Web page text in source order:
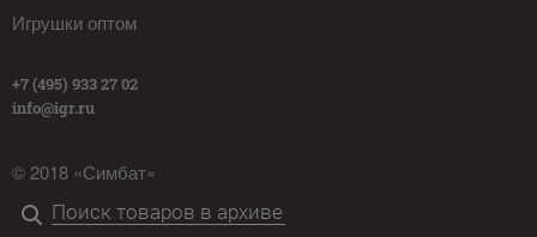
Игрушки оптом
+7 (495) 933 27 02
info@igr.ru
© 2018 «Симбат»